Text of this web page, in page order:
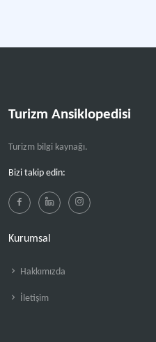
Turizm Ansiklopedisi
Turizm bilgi kaynağı.
Bizi takip edin:
Kurumsal
Hakkımızda
İletişim